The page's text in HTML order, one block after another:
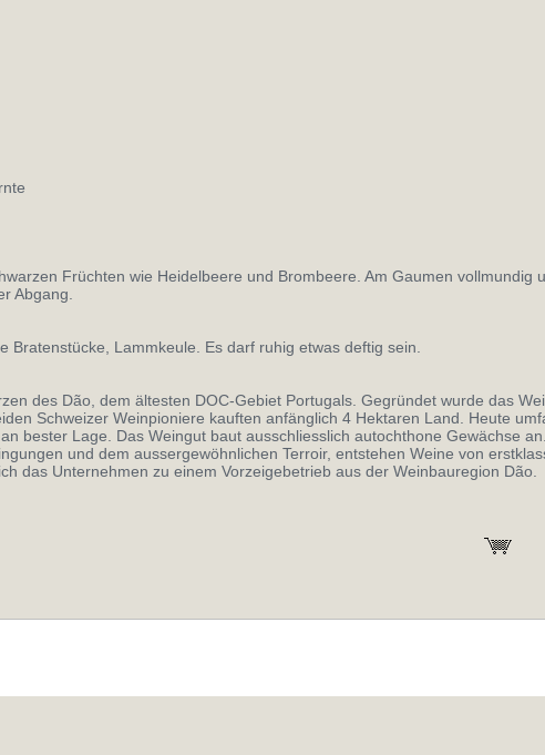
Früchten wie Heidelbeere und Brombeere. Am Gaumen vollmundig
Abgang.
Bratenstücke, Lammkeule. Es darf ruhig etwas deftig sein.
des Dão, dem ältesten DOC-Gebiet Portugals. Gegründet wurde das
Schweizer Weinpioniere kauften anfänglich 4 Hektaren Land. Heute
bester Lage. Das Weingut baut ausschliesslich autochthone Gewächse
und dem aussergewöhnlichen Terroir, entstehen Weine von
das Unternehmen zu einem Vorzeigebetrieb aus der Weinbauregion Dão.